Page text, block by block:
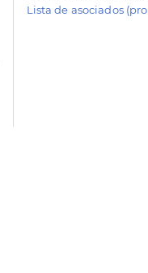
Lista de asociados